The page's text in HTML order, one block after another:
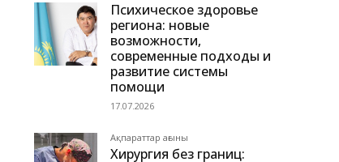
Психическое здоровье
региона: новые
возможности,
современные подходы и
развитие системы
помощи
17.07.2026
Ақпараттар ағыны
Хирургия без границ: